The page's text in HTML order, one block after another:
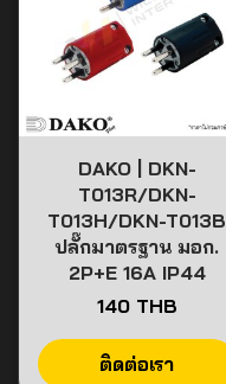
DAKO | DKN-
T013R/DKN-
T013H/DKN-T013B
ปลั๊กมาตรฐาน มอก.
2P+E 16A IP44
140 THB
ติดต่อเรา